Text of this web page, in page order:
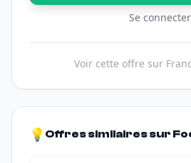
Se connecter
Voir cette offre sur
💡 Offres similaires sur